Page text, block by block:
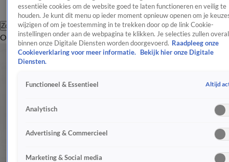
Zoeken
OverzichtEntertainmentSpraakmakendRealityCrimeVideo's
essentiële cookies om de website goed te laten functioneren en veilig te
houden. Je kunt dit menu op ieder moment opnieuw openen om je
wijzigen of om je toestemming in te trekken door op de link Cookie-
instellingen onder aan de webpagina te klikken. Je selecties zullen overal
binnen onze Digitale Diensten worden doorgevoerd. Raadpleeg onze
Cookieverklaring voor meer informatie.
Bekijk hier onze Digitale
Diensten.
Functioneel & Essentieel Altijd
Analytisch
Advertising & Commercieel
Marketing & Social media